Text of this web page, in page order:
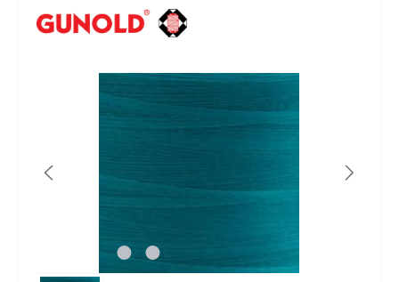
Bildergalerie überspringen